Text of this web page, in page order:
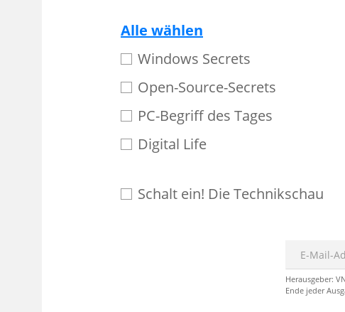
Alle wählen
Windows Secrets
Open-Source-Secrets
PC-Begriff des Tages
Digital Life
Schalt ein! Die Technikschau
E-Mail
Herausgeber:
Ende jeder